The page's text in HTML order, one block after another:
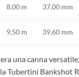
8,00 m 37,00 mm
9,50 m 39,60 mm
una canna
Tubertini Bankshot